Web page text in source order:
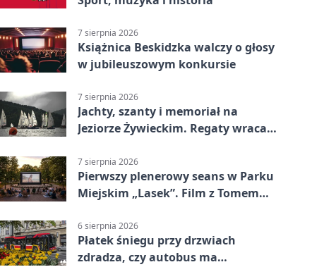
7 sierpnia 2026
Książnica Beskidzka walczy o głosy
w jubileuszowym konkursie
7 sierpnia 2026
Jachty, szanty i memoriał na
Jeziorze Żywieckim. Regaty wracają
7 sierpnia 2026
Pierwszy plenerowy seans w Parku
Miejskim „Lasek”. Film z Tomem
6 sierpnia 2026
Płatek śniegu przy drzwiach
zdradza, czy autobus ma